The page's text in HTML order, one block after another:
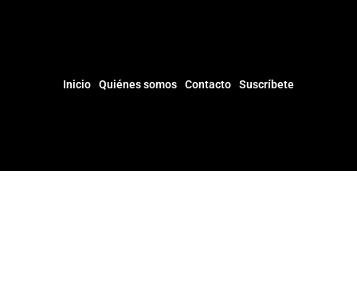
Inicio Quiénes somos Contacto Suscríbete